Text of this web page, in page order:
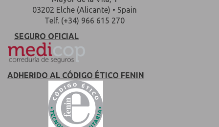
03202 Elche (Alicante) • Spain
Telf. (+34) 966 615 270
SEGURO OFICIAL
ADHERIDO AL CÓDIGO ÉTICO FENIN